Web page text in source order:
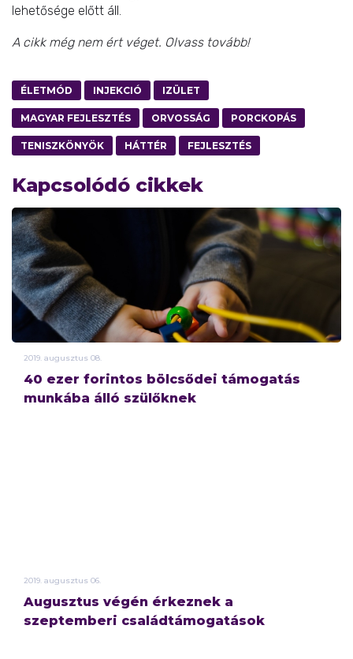
lehetősége előtt áll.
A cikk még nem ért véget. Olvass tovább!
ÉLETMÓD INJEKCIÓ IZÜLET
MAGYAR FEJLESZTÉS ORVOSSÁG PORCKOPÁS
TENISZKÖNYÖK HÁTTÉR FEJLESZTÉS
Kapcsolódó cikkek
2019. augusztus 08.
40 ezer forintos bölcsődei támogatás
munkába álló szülőknek
2019. augusztus 06.
Augusztus végén érkeznek a
szeptemberi családtámogatások